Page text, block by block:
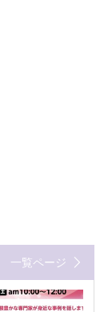
一覧ページ